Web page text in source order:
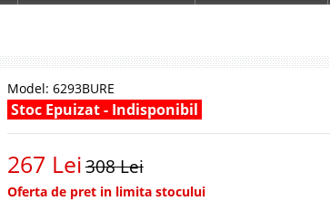
Model: 6293BURE
Stoc Epuizat - Indisponibil
267 Lei308 Lei
Oferta de pret in limita stocului